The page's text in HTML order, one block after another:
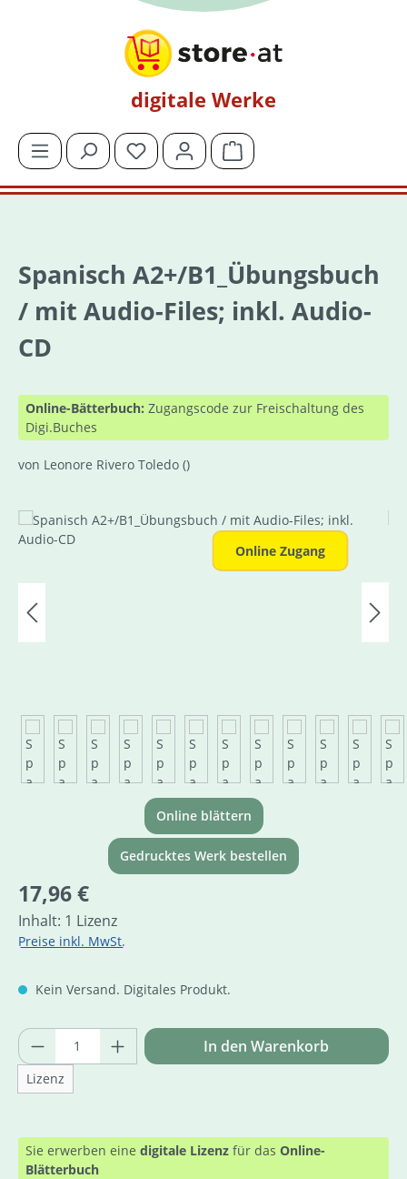
digitale Werke
Du hast 0 Produkte auf dem Merkzettel
Warenkorb enthält 0
Spanisch A2+/B1_Übungsbuch
/ mit Audio-Files; inkl. Audio-
CD
Online-Bätterbuch: Zugangscode zur Freischaltung des
Digi.Buches
von Leonore Rivero Toledo ()
Bildergalerie überspringen
Online Zugang
Online blättern
Gedrucktes Werk bestellen
Regulärer Preis:
17,96 €
Inhalt: 1 Lizenz
Preise inkl. MwSt.
Kein Versand. Digitales Produkt.
Produkt Anzahl: Gib den gewünschten
Lizenz
In den Warenkorb
Sie erwerben eine digitale Lizenz für das Online-
Blätterbuch